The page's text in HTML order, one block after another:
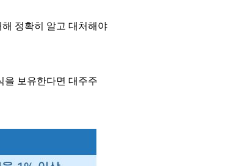
정확히 알고 대처해야
을 보유한다면 대주주